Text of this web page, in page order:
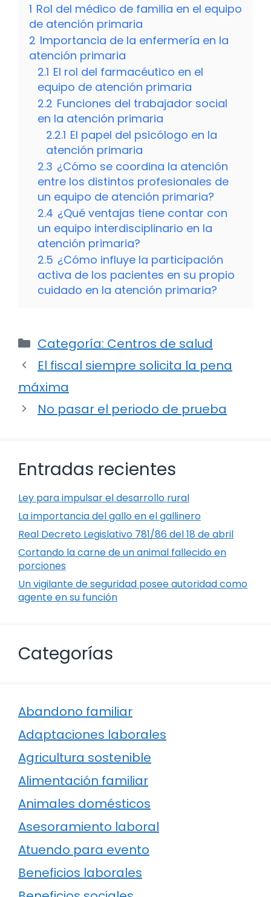
1 Rol del médico de familia en el equipo
de atención primaria
2 Importancia de la enfermería en la
atención primaria
2.1 El rol del farmacéutico en el
equipo de atención primaria
2.2 Funciones del trabajador social
en la atención primaria
2.2.1 El papel del psicólogo en la
atención primaria
2.3 ¿Cómo se coordina la atención
entre los distintos profesionales de
un equipo de atención primaria?
2.4 ¿Qué ventajas tiene contar con
un equipo interdisciplinario en la
atención primaria?
2.5 ¿Cómo influye la participación
activa de los pacientes en su propio
cuidado en la atención primaria?
Categorías
Categoría: Centros de salud
El fiscal siempre solicita la pena
máxima
No pasar el periodo de prueba
Entradas recientes
Ley para impulsar el desarrollo rural
La importancia del gallo en el gallinero
Real Decreto Legislativo 781/86 del 18 de abril
Cortando la carne de un animal fallecido en
porciones
Un vigilante de seguridad posee autoridad como
agente en su función
Categorías
Abandono familiar
Adaptaciones laborales
Agricultura sostenible
Alimentación familiar
Animales domésticos
Asesoramiento laboral
Atuendo para evento
Beneficios laborales